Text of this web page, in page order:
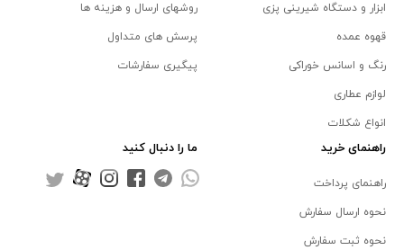
ابزار و دستگاه شیرینی پزی
قهوه عمده
رنگ و اسانس خوراکی
لوازم عطاری
انواع شکلات
روشهای ارسال و هزینه ها
پرسش های متداول
پیگیری سفارشات
راهنمای خرید
راهنمای پرداخت
نحوه ارسال سفارش
نحوه ثبت سفارش
ما را دنبال کنید